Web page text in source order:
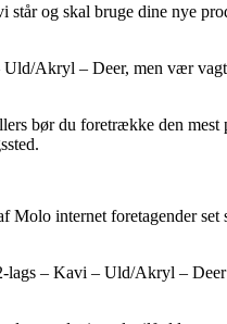
og skal bruge dine nye
Akryl – Deer, men vær
bør du foretrække den
internet foretagender
– Kavi – Uld/Akryl –